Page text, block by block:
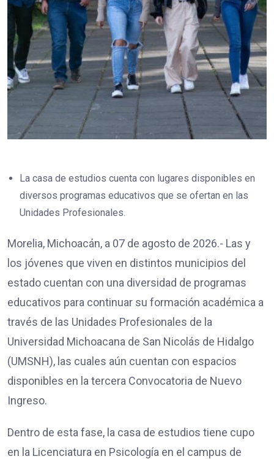
La casa de estudios cuenta con lugares disponibles en
diversos programas educativos que se ofertan en las
Unidades Profesionales.
Morelia, Michoacán, a 07 de agosto de 2026.- Las y
los jóvenes que viven en distintos municipios del
estado cuentan con una diversidad de programas
educativos para continuar su formación académica a
través de las Unidades Profesionales de la
Universidad Michoacana de San Nicolás de Hidalgo
(UMSNH), las cuales aún cuentan con espacios
disponibles en la tercera Convocatoria de Nuevo
Ingreso.
Dentro de esta fase, la casa de estudios tiene cupo
en la Licenciatura en Psicología en el campus de